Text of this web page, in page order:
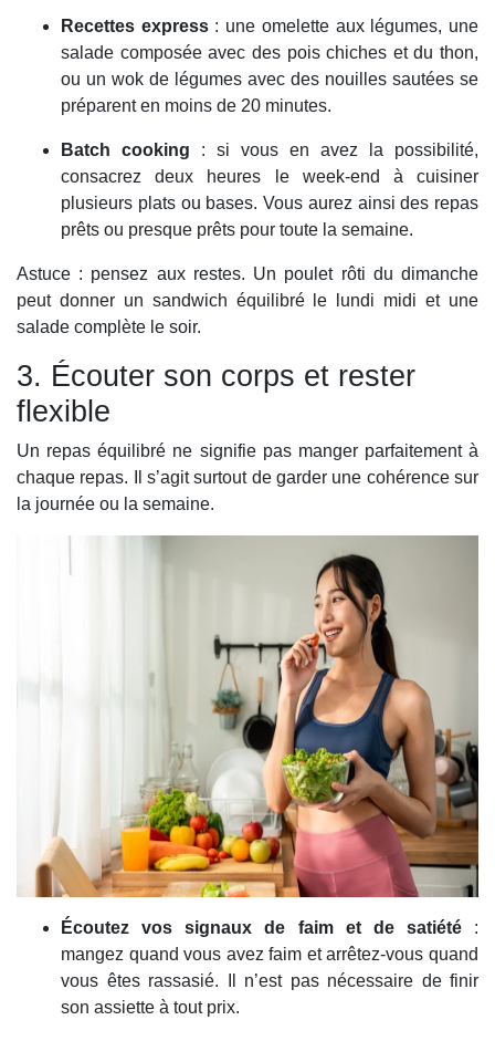
Recettes express: une omelette aux légumes, une
salade composée avec des pois chiches et du thon,
ou un wok de légumes avec des nouilles sautées se
préparent en moins de 20 minutes.
Batch cooking : si vous en avez la possibilité,
consacrez deux heures le week-end à cuisiner
plusieurs plats ou bases. Vous aurez ainsi des repas
prêts ou presque prêts pour toute la semaine.
Astuce : pensez aux restes. Un poulet rôti du dimanche
peut donner un sandwich équilibré le lundi midi et une
salade complète le soir.
3. Écouter son corps et rester
flexible
Un repas équilibré ne signifie pas manger parfaitement à
chaque repas. Il s’agit surtout de garder une cohérence sur
la journée ou la semaine.
Écoutez vos signaux de faim et de satiété:
mangez quand vous avez faim et arrêtez-vous quand
vous êtes rassasié. Il n’est pas nécessaire de finir
son assiette à tout prix.